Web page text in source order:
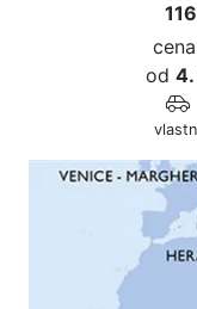
116
od 4.